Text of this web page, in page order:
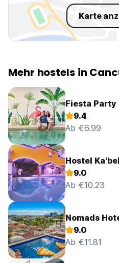
Karte
Mehr hostels in
Fiesta Party
9.4
Ab €6.99
Hostel
9.0
Ab €10.23
Nomads
9.0
Ab €11.81